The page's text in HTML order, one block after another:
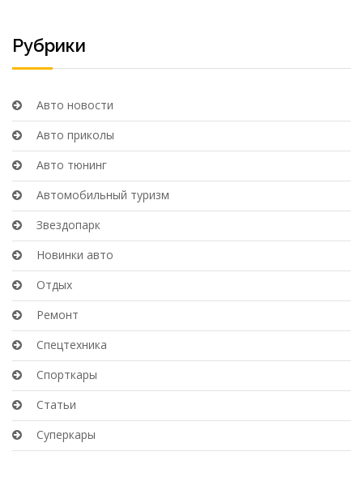
Рубрики
Авто новости
Авто приколы
Авто тюнинг
Автомобильный туризм
Звездопарк
Новинки авто
Отдых
Ремонт
Спецтехника
Спорткары
Статьи
Суперкары